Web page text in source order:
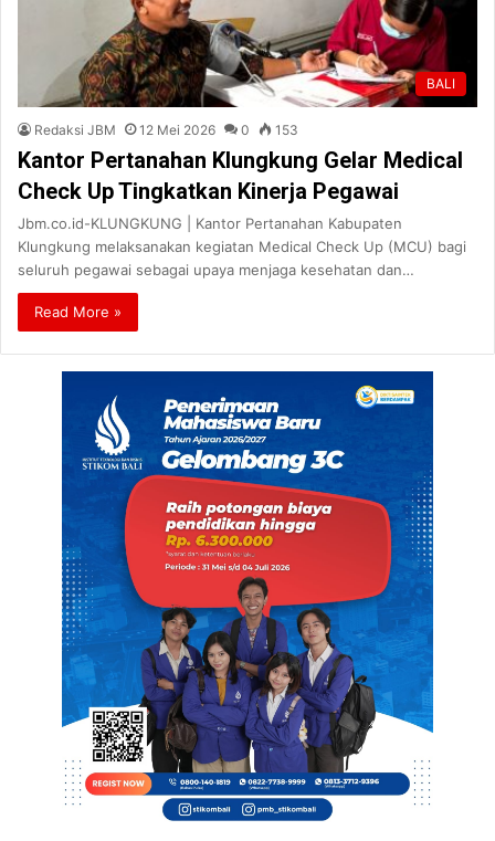
BALI
Redaksi JBM 12 Mei 2026 0 153
Kantor Pertanahan Klungkung Gelar Medical
Check Up Tingkatkan Kinerja Pegawai
Jbm.co.id-KLUNGKUNG | Kantor Pertanahan Kabupaten
Klungkung melaksanakan kegiatan Medical Check Up (MCU) bagi
seluruh pegawai sebagai upaya menjaga kesehatan dan…
Read More »